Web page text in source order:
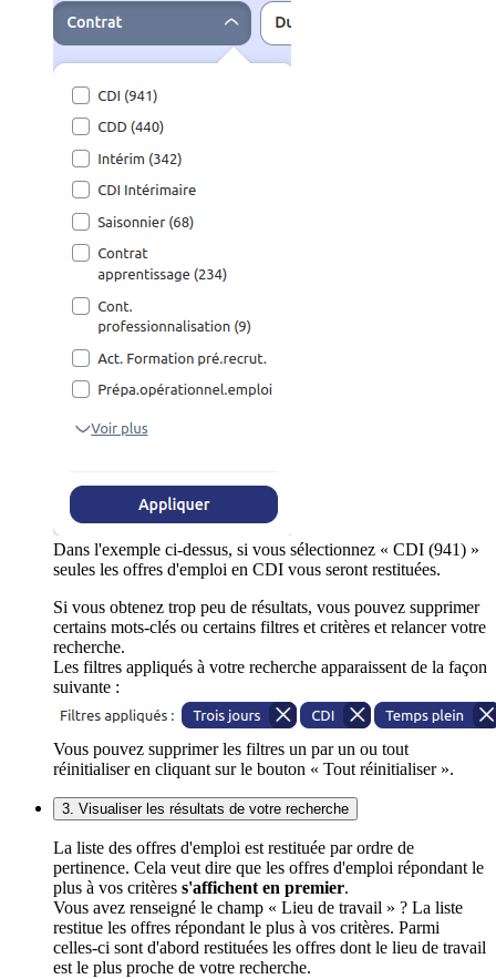
Dans l'exemple ci-dessus, si vous sélectionnez « CDI (941) »
seules les offres d'emploi en CDI vous seront restituées.
Si vous obtenez trop peu de résultats, vous pouvez supprimer
certains mots-clés ou certains filtres et critères et relancer votre
recherche.
Les filtres appliqués à votre recherche apparaissent de la façon
suivante :
Vous pouvez supprimer les filtres un par un ou tout
réinitialiser en cliquant sur le bouton « Tout réinitialiser ».
3. Visualiser les résultats de votre recherche
La liste des offres d'emploi est restituée par ordre de
pertinence. Cela veut dire que les offres d'emploi répondant le
plus à vos critères s'affichent en premier.
Vous avez renseigné le champ « Lieu de travail » ? La liste
restitue les offres répondant le plus à vos critères. Parmi
celles-ci sont d'abord restituées les offres dont le lieu de travail
est le plus proche de votre recherche.